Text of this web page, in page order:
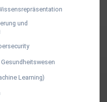
und
Learning)